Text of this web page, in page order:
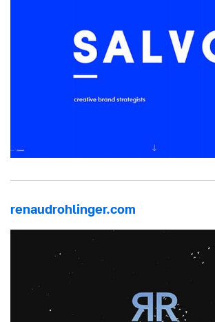
renaudrohlinger.com